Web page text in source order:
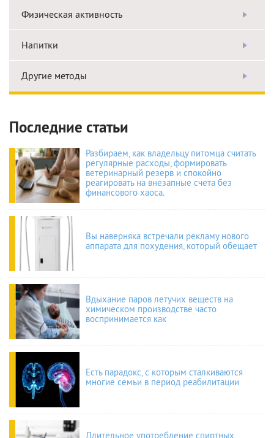
Физическая активность
Напитки
Другие методы
Последние статьи
Разбираем, как владельцу питомца считать
регулярные расходы, формировать
ветеринарный резерв и спокойно
реагировать на внезапные счета без
финансового хаоса.
Вы наверняка встречали рекламу нового
аппарата для похудения, который обещает
Вдыхание паров летучих веществ на
химическом производстве часто
воспринимается как
Есть парадокс, с которым сталкиваются
многие семьи в период реабилитации
Длительное употребление спиртных